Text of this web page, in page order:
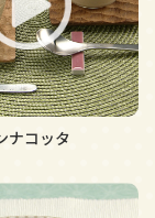
ナコッタ